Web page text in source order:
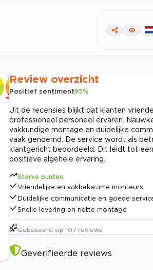
Review overzicht
Positief sentiment95%
Uit de recensies blijkt dat klanten
professioneel personeel ervaren.
vakkundige montage en duidelijke
vaak genoemd. De service wordt als
klantgericht beoordeeld. Dit leidt tot
positieve algehele ervaring.
Sterke punten
Vriendelijke en vakbekwame monteurs
Duidelijke communicatie en goede
Snelle levering en nette montage
Gebaseerd op 107 reviews
Geverifieerde reviews